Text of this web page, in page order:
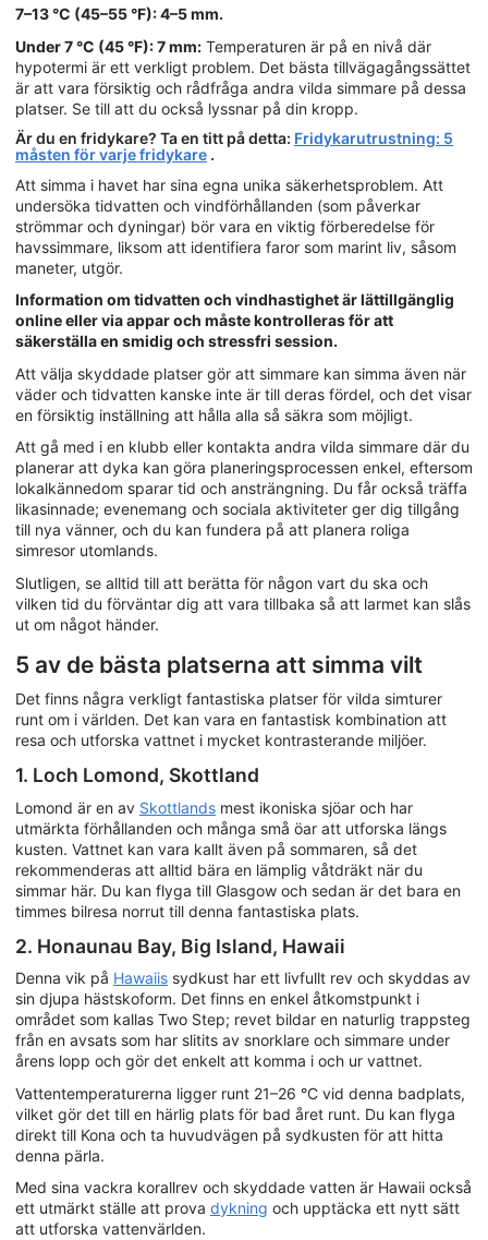
7–13 °C (45–55 °F): 4–5 mm.
Under 7 °C (45 °F): 7 mm: Temperaturen är på en nivå där
hypotermi är ett verkligt problem. Det bästa tillvägagångssättet
är att vara försiktig och rådfråga andra vilda simmare på dessa
platser. Se till att du också lyssnar på din kropp.
Är du en fridykare? Ta en titt på detta: Fridykarutrustning: 5
måsten för varje fridykare .
Att simma i havet har sina egna unika säkerhetsproblem. Att
undersöka tidvatten och vindförhållanden (som påverkar
strömmar och dyningar) bör vara en viktig förberedelse för
havssimmare, liksom att identifiera faror som marint liv, såsom
maneter, utgör.
Information om tidvatten och vindhastighet är lättillgänglig
online eller via appar och måste kontrolleras för att
säkerställa en smidig och stressfri session.
Att välja skyddade platser gör att simmare kan simma även när
väder och tidvatten kanske inte är till deras fördel, och det visar
en försiktig inställning att hålla alla så säkra som möjligt.
Att gå med i en klubb eller kontakta andra vilda simmare där du
planerar att dyka kan göra planeringsprocessen enkel, eftersom
lokalkännedom sparar tid och ansträngning. Du får också träffa
likasinnade; evenemang och sociala aktiviteter ger dig tillgång
till nya vänner, och du kan fundera på att planera roliga
simresor utomlands.
Slutligen, se alltid till att berätta för någon vart du ska och
vilken tid du förväntar dig att vara tillbaka så att larmet kan slås
ut om något händer.
5 av de bästa platserna att simma vilt
Det finns några verkligt fantastiska platser för vilda simturer
runt om i världen. Det kan vara en fantastisk kombination att
resa och utforska vattnet i mycket kontrasterande miljöer.
1. Loch Lomond, Skottland
Lomond är en av Skottlands mest ikoniska sjöar och har
utmärkta förhållanden och många små öar att utforska längs
kusten. Vattnet kan vara kallt även på sommaren, så det
rekommenderas att alltid bära en lämplig våtdräkt när du
simmar här. Du kan flyga till Glasgow och sedan är det bara en
timmes bilresa norrut till denna fantastiska plats.
2. Honaunau Bay, Big Island, Hawaii
Denna vik på Hawaiis sydkust har ett livfullt rev och skyddas av
sin djupa hästskoform. Det finns en enkel åtkomstpunkt i
området som kallas Two Step; revet bildar en naturlig trappsteg
från en avsats som har slitits av snorklare och simmare under
årens lopp och gör det enkelt att komma i och ur vattnet.
Vattentemperaturerna ligger runt 21–26 °C vid denna badplats,
vilket gör det till en härlig plats för bad året runt. Du kan flyga
direkt till Kona och ta huvudvägen på sydkusten för att hitta
denna pärla.
Med sina vackra korallrev och skyddade vatten är Hawaii också
ett utmärkt ställe att prova dykning och upptäcka ett nytt sätt
att utforska vattenvärlden.